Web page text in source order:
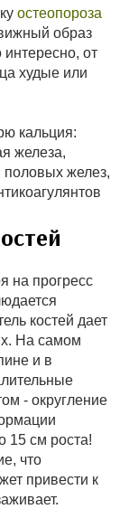
остеопороза
образ
от
худые или
кальция:
железа,
желез,
на прогресс
костей дает
На самом
и в
- округление
15 см роста!
что
привести к